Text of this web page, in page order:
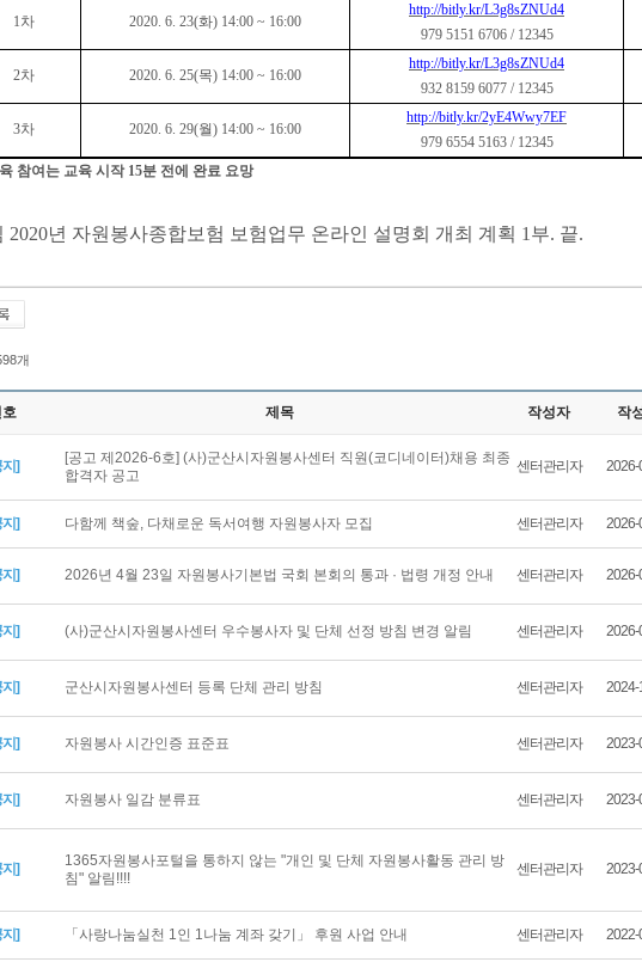
1차 2020. 6. 23(화) 14:00 ~ 16:00
http://bitly.kr/L3g8sZNUd4
979 5151 6706 / 12345
2차 2020. 6. 25(목) 14:00 ~ 16:00
http://bitly.kr/L3g8sZNUd4
932 8159 6077 / 12345
3차 2020. 6. 29(월) 14:00 ~ 16:00
http://bitly.kr/2yE4Wwy7EF
979 6554 5163 / 12345
참여는 교육 시작 15분 전에 완료 요망
2020년 자원봉사종합보험 보험업무 온라인 설명회 개최 계획 1 부. 끝.
개
호 제목 작성자 작
지]
[공고 제2026-6호] (사)군산시자원봉사센터 직원(코디네이터)채용 최종
합격자 공고
센터관리자 2026-
지] 다함께 책숲, 다채로운 독서여행 자원봉사자 모집 센터관리자 2026-
지] 2026년 4월 23일 자원봉사기본법 국회 본회의 통과 · 법령 개정 안내 센터관리자 2026-
지] (사)군산시자원봉사센터 우수봉사자 및 단체 선정 방침 변경 알림 센터관리자 2026-
지] 군산시자원봉사센터 등록 단체 관리 방침 센터관리자 2024-
지] 자원봉사 시간인증 표준표 센터관리자 2023-
지] 자원봉사 일감 분류표 센터관리자 2023-
지]
1365자원봉사포털을 통하지 않는 "개인 및 단체 자원봉사활동 관리 방
침" 알림!!!!
센터관리자 2023-
지] 「사랑나눔실천 1인 1나눔 계좌 갖기」 후원 사업 안내 센터관리자 2022-